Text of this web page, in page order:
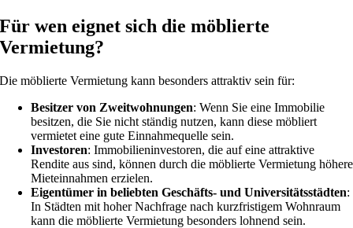
Für wen eignet sich die möblierte
Vermietung?
Die möblierte Vermietung kann besonders attraktiv sein für:
Besitzer von Zweitwohnungen: Wenn Sie eine Immobilie
besitzen, die Sie nicht ständig nutzen, kann diese möbliert
vermietet eine gute Einnahmequelle sein.
Investoren: Immobilieninvestoren, die auf eine attraktive
Rendite aus sind, können durch die möblierte Vermietung höhere
Mieteinnahmen erzielen.
Eigentümer in beliebten Geschäfts- und Universitätsstädten:
In Städten mit hoher Nachfrage nach kurzfristigem Wohnraum
kann die möblierte Vermietung besonders lohnend sein.